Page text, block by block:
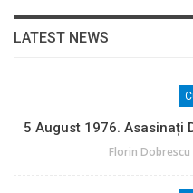
LATEST NEWS
5 August 1976. Asasinați
Florin Dobrescu